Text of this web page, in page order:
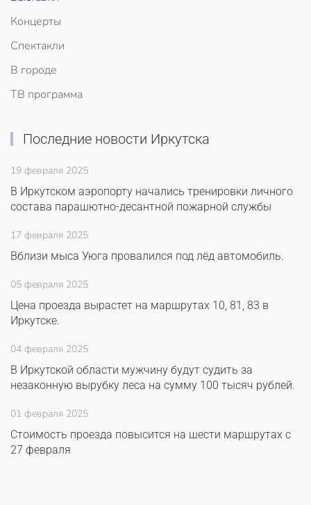
Концерты
Спектакли
В городе
ТВ программа
Последние новости Иркутска
19 февраля 2025
В Иркутском аэропорту начались тренировки личного
состава парашютно-десантной пожарной службы
17 февраля 2025
Вблизи мыса Уюга провалился под лёд автомобиль.
05 февраля 2025
Цена проезда вырастет на маршрутах 10, 81, 83 в
Иркутске.
04 февраля 2025
В Иркутской области мужчину будут судить за
незаконную вырубку леса на сумму 100 тысяч рублей.
01 февраля 2025
Стоимость проезда повысится на шести маршрутах с
27 февраля